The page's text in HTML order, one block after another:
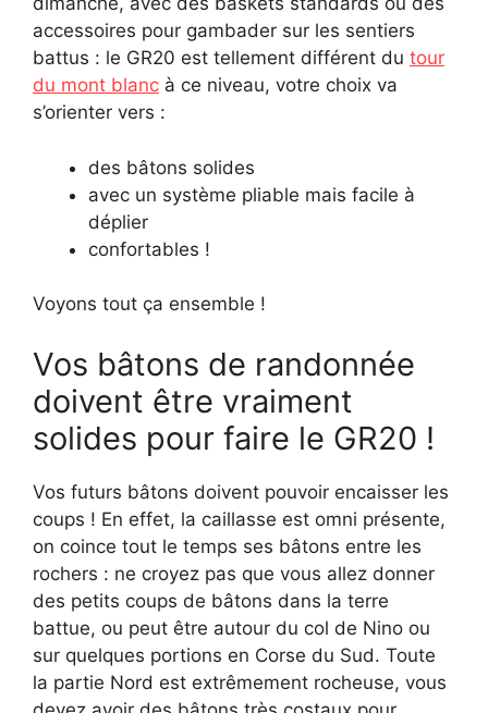
accessoires pour gambader sur les sentiers
battus : le GR20 est tellement différent du tour
du mont blanc à ce niveau, votre choix va
s’orienter vers :
des bâtons solides
avec un système pliable mais facile à
déplier
confortables !
Voyons tout ça ensemble !
Vos bâtons de randonnée
doivent être vraiment
solides pour faire le GR20 !
Vos futurs bâtons doivent pouvoir encaisser les
coups ! En effet, la caillasse est omni présente,
on coince tout le temps ses bâtons entre les
rochers : ne croyez pas que vous allez donner
des petits coups de bâtons dans la terre
battue, ou peut être autour du col de Nino ou
sur quelques portions en Corse du Sud. Toute
la partie Nord est extrêmement rocheuse, vous